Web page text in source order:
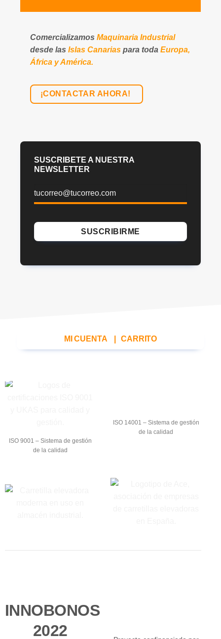
ComercializamosMaquinaria Industrial
desde lasIslas Canarias para todaEuropa,
África y América.
¡CONTACTAR AHORA!
SUSCRIBETE A NUESTRA
NEWSLETTER
MI CUENTA CARRITO
ISO 9001 – Sistema de gestión
de la calidad
ISO 14001 – Sistema de gestión
de la calidad
INNOBONOS
2022